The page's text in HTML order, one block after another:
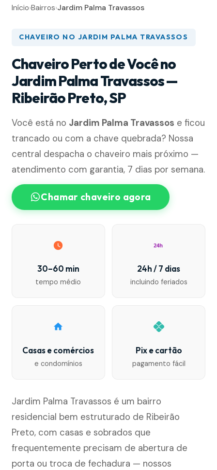
Início›Bairros›Jardim Palma Travassos
CHAVEIRO NO JARDIM PALMA TRAVASSOS
Chaveiro Perto de Você no
Jardim Palma Travassos —
Ribeirão Preto, SP
Você está no Jardim Palma Travassos e ficou
trancado ou com a chave quebrada? Nossa
central despacha o chaveiro mais próximo —
atendimento com garantia, 7 dias por semana.
Chamar chaveiro agora
30–60 min
tempo médio
24h
24h / 7 dias
incluindo feriados
Casas e comércios
e condomínios
Pix e cartão
pagamento fácil
Jardim Palma Travassos é um bairro
residencial bem estruturado de Ribeirão
Preto, com casas e sobrados que
frequentemente precisam de abertura de
porta ou troca de fechadura — nossos